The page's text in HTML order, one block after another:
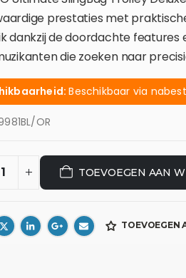
prestaties met
dankzij de doordachte features
die zoeken naar
Beschikbaar via
OR
TOEVOEGEN AAN
TOEVOEGEN